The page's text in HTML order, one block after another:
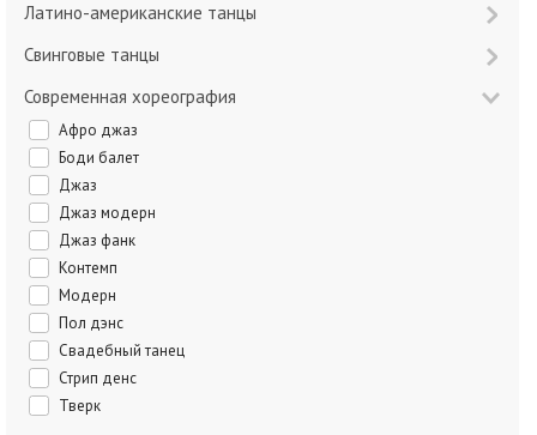
Латино-американские танцы
Свинговые танцы
Современная хореография
Афро джаз
Боди балет
Джаз
Джаз модерн
Джаз фанк
Контемп
Модерн
Пол дэнс
Свадебный танец
Стрип денс
Тверк